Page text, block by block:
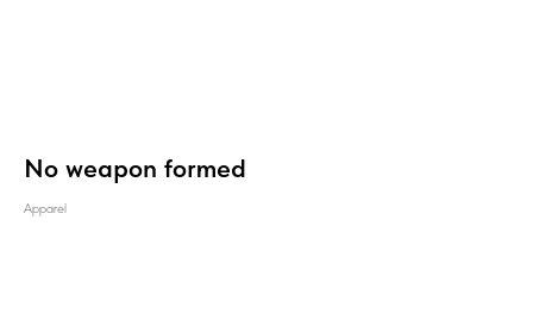
No weapon formed
Apparel